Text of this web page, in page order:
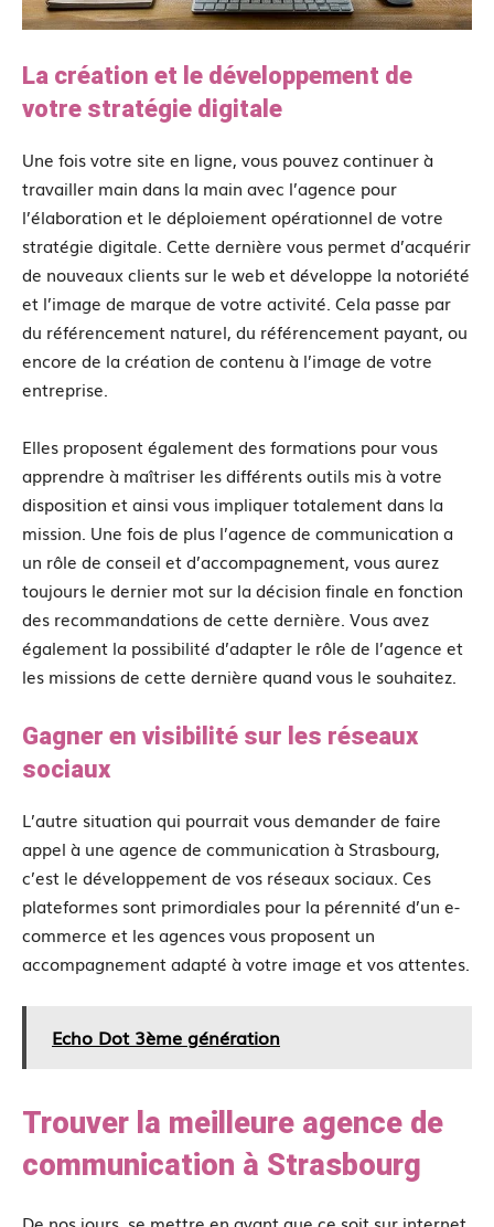
La création et le développement de
votre stratégie digitale
Une fois votre site en ligne, vous pouvez continuer à
travailler main dans la main avec l’agence pour
l’élaboration et le déploiement opérationnel de votre
stratégie digitale. Cette dernière vous permet d’acquérir
de nouveaux clients sur le web et développe la notoriété
et l’image de marque de votre activité. Cela passe par
du référencement naturel, du référencement payant, ou
encore de la création de contenu à l’image de votre
entreprise.
Elles proposent également des formations pour vous
apprendre à maîtriser les différents outils mis à votre
disposition et ainsi vous impliquer totalement dans la
mission. Une fois de plus l’agence de communication a
un rôle de conseil et d’accompagnement, vous aurez
toujours le dernier mot sur la décision finale en fonction
des recommandations de cette dernière. Vous avez
également la possibilité d’adapter le rôle de l’agence et
les missions de cette dernière quand vous le souhaitez.
Gagner en visibilité sur les réseaux
sociaux
L’autre situation qui pourrait vous demander de faire
appel à une agence de communication à Strasbourg,
c’est le développement de vos réseaux sociaux. Ces
plateformes sont primordiales pour la pérennité d’un e-
commerce et les agences vous proposent un
accompagnement adapté à votre image et vos attentes.
Echo Dot 3ème génération
Trouver la meilleure agence de
communication à Strasbourg